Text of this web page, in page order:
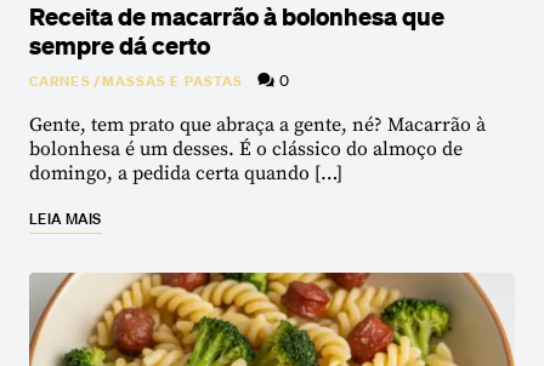
Receita de macarrão à bolonhesa que
sempre dá certo
CARNES/MASSAS E PASTAS 0
Gente, tem prato que abraça a gente, né? Macarrão à
bolonhesa é um desses. É o clássico do almoço de
domingo, a pedida certa quando […]
LEIA MAIS